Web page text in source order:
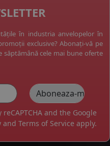
în industria anvelopelor în
exclusive? Abonați-vă pe
cele mai bune oferte
and the Google
and Terms of Service apply.